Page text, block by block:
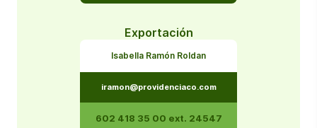
Exportación
Isabella Ramón Roldan
iramon@providenciaco.com
602 418 35 00 ext. 24547